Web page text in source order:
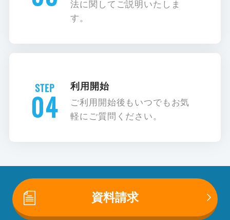
法に関してご説明いたしま
す。
04
利用開始
ご利用開始後もいつでもお気
軽にご質問ください。
資料請求